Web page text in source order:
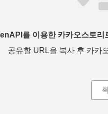
를 이용한 카카오스토리
공유할 URL을 복사 후 카카